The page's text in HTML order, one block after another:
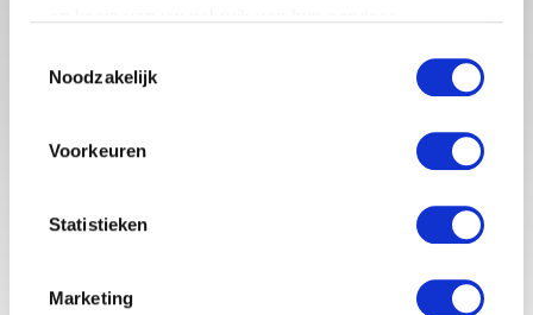
Noodzakelijk
Voorkeuren
Statistieken
Marketing
Babystraatje.nl is een uniek platform voor aanstaande en
inspirerende blogs en handige artikelen op het gebied van
zwangerschap, moederschap, babyproducten, lifestyle en
LAATSTE BLOGS